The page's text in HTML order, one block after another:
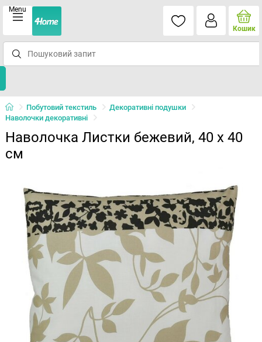
Menu
Кошик
Побутовий текстиль
Декоративні подушки
Наволочки декоративні
Наволочка Листки бежевий, 40 x 40
см